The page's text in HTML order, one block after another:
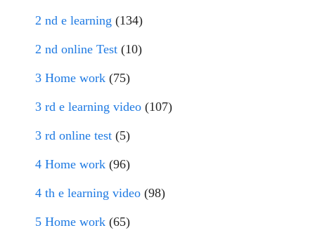
2 nd e learning (134)
2 nd online Test (10)
3 Home work (75)
3 rd e learning video (107)
3 rd online test (5)
4 Home work (96)
4 th e learning video (98)
5 Home work (65)